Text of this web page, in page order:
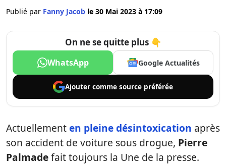
Publié par Fanny Jacob le 30 Mai 2023 à 17:09
On ne se quitte plus 👇
WhatsApp Google Actualités
Ajouter comme source préférée
Actuellementen pleine désintoxication après
son accident de voiture sous drogue, Pierre
Palmadefait toujours la Une de la presse.